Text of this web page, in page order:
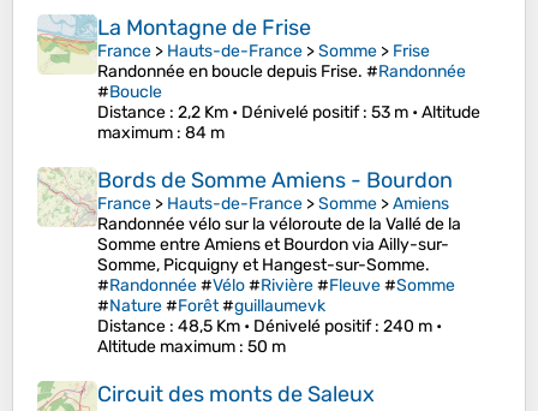
La Montagne de Frise
France > Hauts-de-France >Somme > Frise
Randonnée en boucle depuis Frise. #Randonnée
#Boucle
Distance : 2,2 Km • Dénivelé positif: 53 m •Altitude
maximum : 84 m
Bords de Somme Amiens - Bourdon
France > Hauts-de-France >Somme >Amiens
Randonnée vélo sur la véloroute de la Vallé de la
Somme entre Amiens et Bourdon via Ailly-sur-
Somme, Picquigny et Hangest-sur-Somme.
#Randonnée#Vélo#Rivière#Fleuve#Somme
#Nature#Forêt#guillaumevk
Distance : 48,5 Km • Dénivelé positif: 240 m •
Altitude maximum : 50 m
Circuit des monts de Saleux